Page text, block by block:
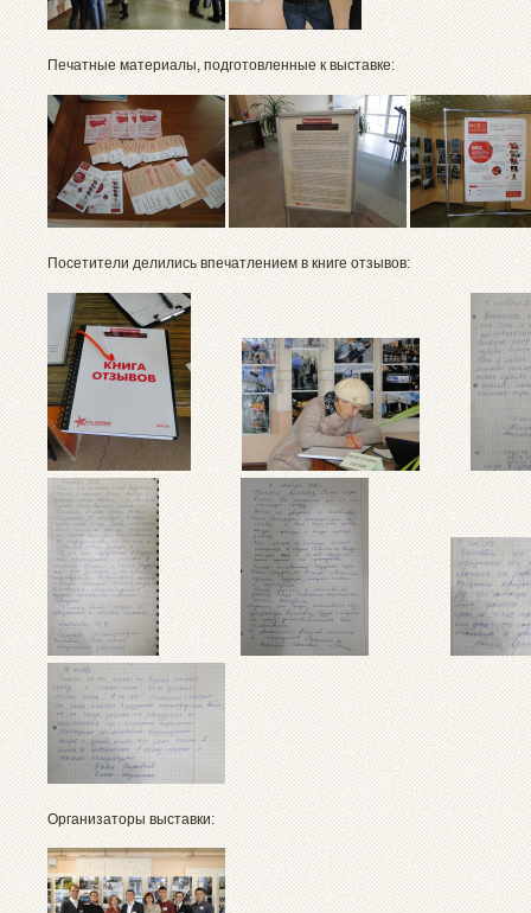
Печатные материалы, подготовленные к выставке:
Посетители делились впечатлением в книге отзывов:
Организаторы выставки: